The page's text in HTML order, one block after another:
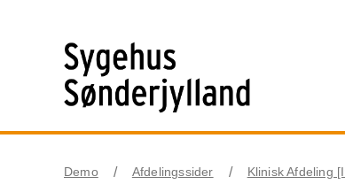
Demo Afdelingssider Klinisk Afdeling